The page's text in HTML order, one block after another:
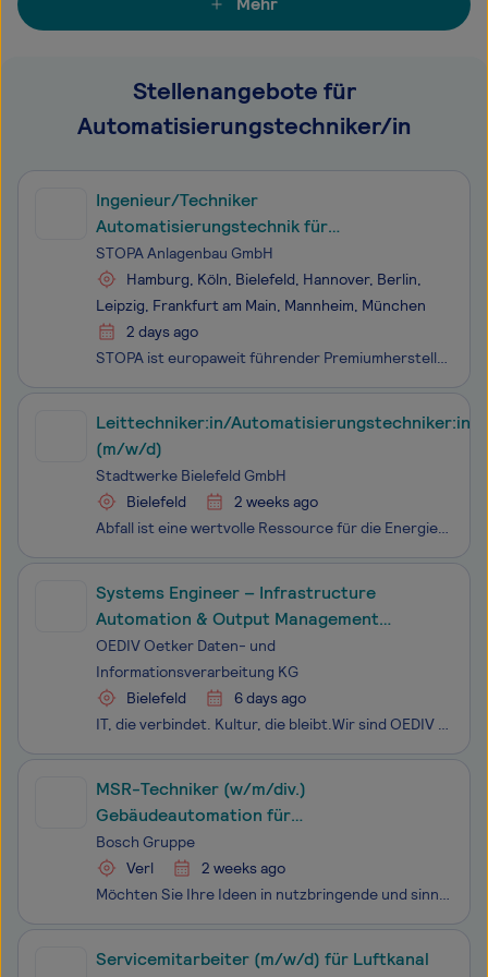
Stellenangebote für
Automatisierungstechniker/in
Ingenieur/Techniker
Automatisierungstechnik für
Inbetriebnahme Außendienst (m/w/d)
STOPA Anlagenbau GmbH
Hamburg, Köln, Bielefeld, Hannover, Berlin,
Leipzig, Frankfurt am Main, Mannheim, München
2 days ago
STOPA ist europaweit führender Premiumhersteller automatisierter Lagersysteme für Bleche und Langgut sowie automatischer Parksysteme. Das Angebot reicht von Stand-alone-Anwendungen bis zu integrativen Automatisierungsmodulen. Das unabhängige Unternehmen mit seinen fast 350 Angestellten in Achern – D
Leittechniker:in/Automatisierungstechniker:in
(m/w/d)
Stadtwerke Bielefeld GmbH
Bielefeld
2 weeks ago
Abfall ist eine wertvolle Ressource für die Energieerzeugung. In unserer Anlage am Standort Bielefeld nutzen wir sein Potenzial. Der verantwortungsvolle Umgang mit der Anlagentechnik fordert von allen Beschäftigten eine qualifizierte Ausbildung und stets aktuelles Fachwissen – entsprechend vielfälti
Systems Engineer – Infrastructure
Automation & Output Management
(m/w/d)
OEDIV Oetker Daten- und
Informationsverarbeitung KG
Bielefeld
6 days ago
IT, die verbindet. Kultur, die bleibt.Wir sind OEDIV – Partner für IT-Infrastruktur und Managed Services im deutschen Mittelstand. Seit 30 Jahren leben wir echte Verbindung indem wir unsere Kunden mit tiefem technischen Know-how, viel Flexibilität und echtem Teamgeist begleiten.Unsere Schwerpunkte:
MSR-Techniker (w/m/div.)
Gebäudeautomation für
Bundeswehrobjekte – Gebiet Verl
Bosch Gruppe
Verl
2 weeks ago
Möchten Sie Ihre Ideen in nutzbringende und sinnvolle Technologien verwandeln? Ob im Bereich Mobility Solutions, Consumer Goods, Industrial Technology oder Energy and Building Technology - mit uns verbessern Sie die Lebensqualität der Menschen auf der ganzen Welt. Willkommen bei Bosch.Die Bosch Buil
Servicemitarbeiter (m/w/d) für Luftkanal